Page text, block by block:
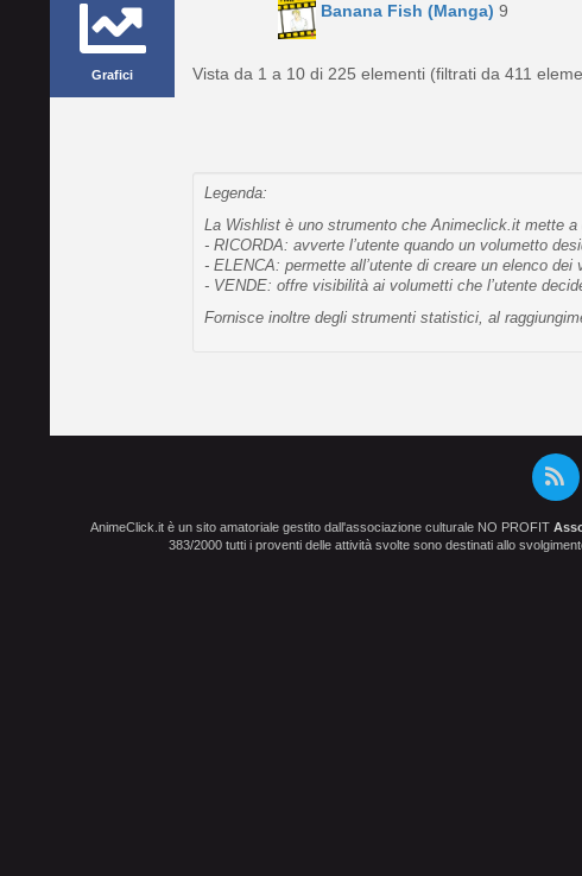
Grafici
Banana Fish (Manga) 9
Vista da 1 a 10 di 225 elementi (filtrati da 411
Legenda:
La Wishlist è uno strumento che Animeclick.it mette
- RICORDA: avverte l’utente quando un volumetto
- ELENCA: permette all’utente di creare un elenco
- VENDE: offre visibilità ai volumetti che l’utente
Fornisce inoltre degli strumenti statistici, al
AnimeClick.it è un sito amatoriale gestito dall'associazione culturale NO PROFIT
383/2000 tutti i proventi delle attività svolte sono destinati allo